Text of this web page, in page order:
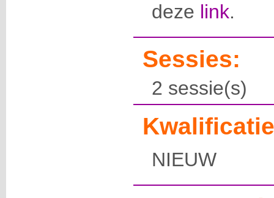
deze link.
Sessies:
2 sessie(s)
NIEUW